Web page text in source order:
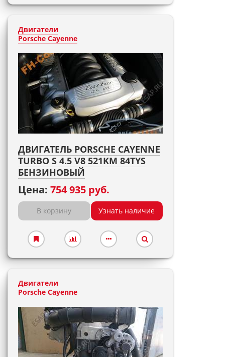
Двигатели
Porsche Cayenne
ДВИГАТЕЛЬ PORSCHE CAYENNE
TURBO S 4.5 V8 521KM 84TYS
БЕНЗИНОВЫЙ
Цена: 754 935 руб.
В корзину Узнать наличие
Двигатели
Porsche Cayenne